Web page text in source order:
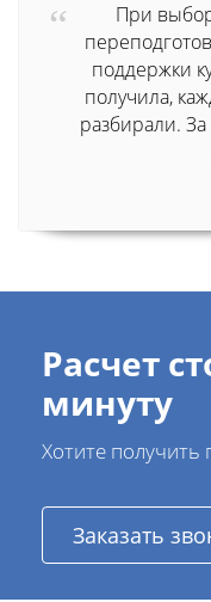
При
поддержки
получила,
разбирали.
Расчет
минуту
Хотите получить
Заказать